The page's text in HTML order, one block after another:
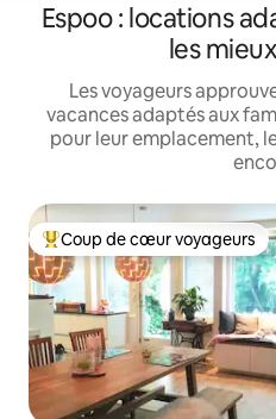
Espoo : locations
les
Les voyageurs
vacances adaptés aux
pour leur emplacement,
Coups de cœur voyageurs les
Coup de cœur voyageurs